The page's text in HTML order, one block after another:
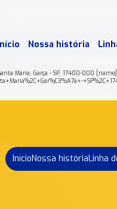
Nossa história
Maria, Garça - SP, 17400-000
InícioNossa históriaLinha